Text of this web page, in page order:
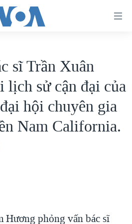
MẠI CỦA MỸ: QUÁ KHỨ VÀ HIỆN
sĩ Trần Xuân
lịch sử cận đại của
hội chuyên gia
Nam California.
Hương phỏng vấn bác sĩ